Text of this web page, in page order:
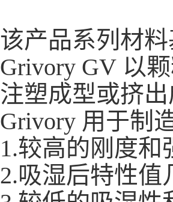
该产品系列材
Grivory GV 以
注塑成型或挤
Grivory 用于制
1.较高的刚度和
2.吸湿后特性值